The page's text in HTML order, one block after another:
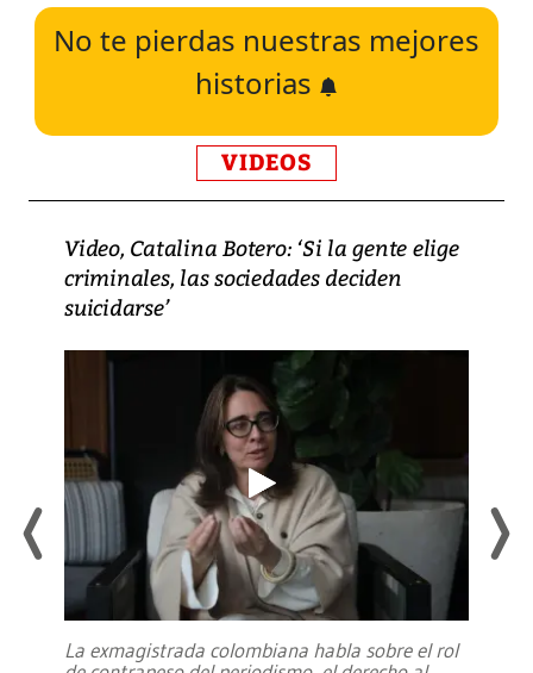
No te pierdas nuestras mejores
historias
VIDEOS
Video, Catalina Botero: ‘Si la gente elige
criminales, las sociedades deciden
suicidarse’
La exmagistrada colombiana habla sobre el rol